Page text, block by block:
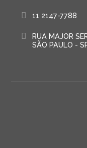
11 2147-7788
RUA MAJOR
SÃO PAULO -